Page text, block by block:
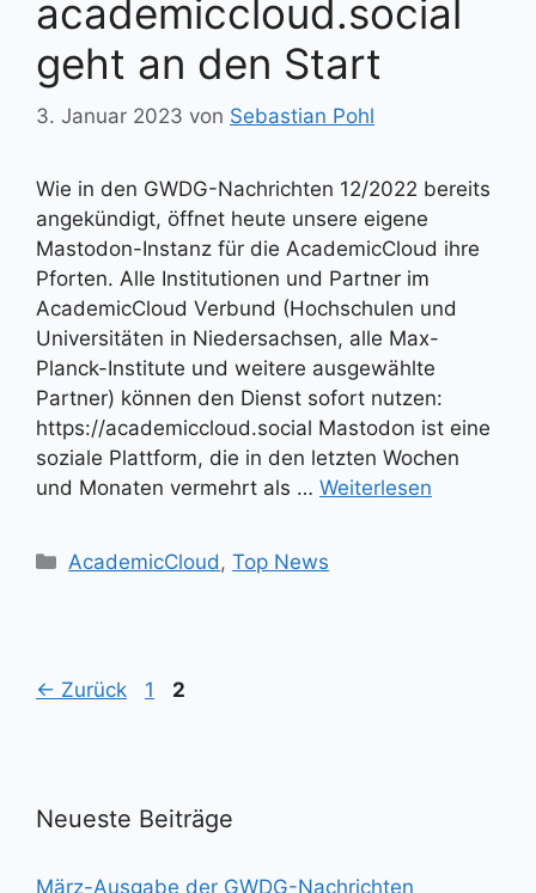
academiccloud.social
geht an den Start
3. Januar 2023 von Sebastian Pohl
Wie in den GWDG-Nachrichten 12/2022 bereits
angekündigt, öffnet heute unsere eigene
Mastodon-Instanz für die AcademicCloud ihre
Pforten. Alle Institutionen und Partner im
AcademicCloud Verbund (Hochschulen und
Universitäten in Niedersachsen, alle Max-
Planck-Institute und weitere ausgewählte
Partner) können den Dienst sofort nutzen:
https://academiccloud.social Mastodon ist eine
soziale Plattform, die in den letzten Wochen
und Monaten vermehrt als … Weiterlesen
Kategorien
AcademicCloud,Top News
← Zurück Seite
1 Seite
2
Neueste Beiträge
März-Ausgabe der GWDG-Nachrichten